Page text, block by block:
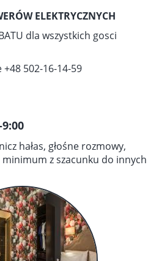
ELEKTRYCZNYCH
dla wszystkich gosci
502-16-14-59
hałas, głośne rozmowy,
z szacunku do innych